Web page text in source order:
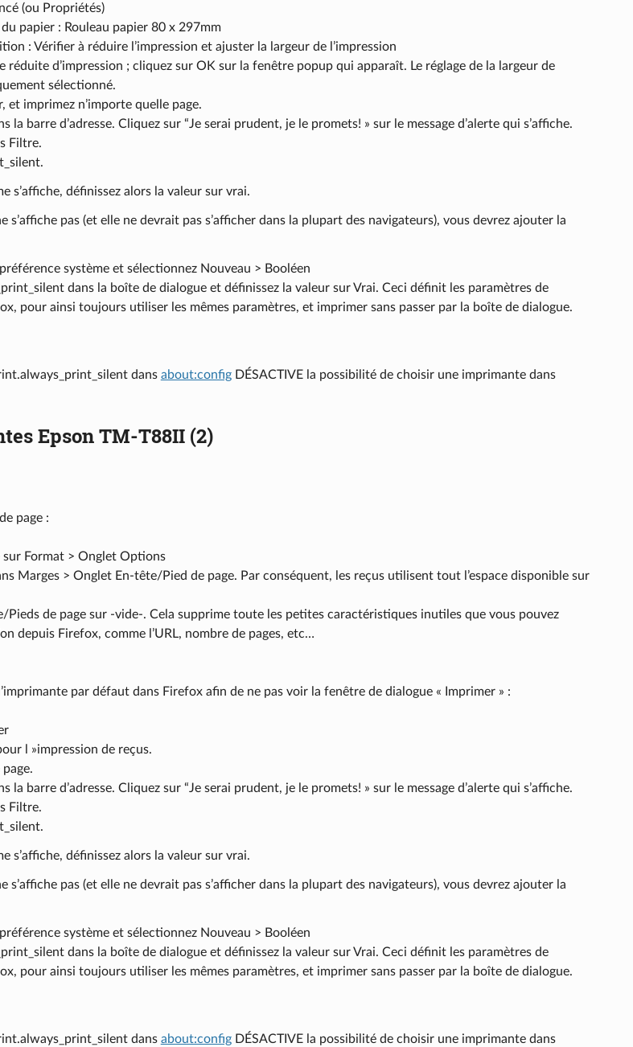
(ou Propriétés)
papier : Rouleau papier 80 x 297mm
: Vérifier à réduire l’impression et ajuster la largeur de l’impression
réduite d’impression ; cliquez sur OK sur la fenêtre popup qui apparaît. Le réglage de la largeur de
sélectionné.
imprimez n’importe quelle page.
la barre d’adresse. Cliquez sur “Je serai prudent, je le promets! » sur le message d’alerte qui s’affiche.
Filtre.
s’affiche, définissez alors la valeur sur vrai.
s’affiche pas (et elle ne devrait pas s’afficher dans la plupart des navigateurs), vous devrez ajouter la
système et sélectionnez Nouveau > Booléen
dans la boîte de dialogue et définissez la valeur sur Vrai. Ceci définit les paramètres de
pour ainsi toujours utiliser les mêmes paramètres, et imprimer sans passer par la boîte de dialogue.
dans about:configDÉSACTIVE la possibilité de choisir une imprimante dans
Epson TM-T88II (2)
page :
sur Format > Onglet Options
Marges > Onglet En-tête/Pied de page. Par conséquent, les reçus utilisent tout l’espace disponible sur
Pieds de page sur -vide-. Cela supprime toute les petites caractéristiques inutiles que vous pouvez
depuis Firefox, comme l’URL, nombre de pages, etc…
par défaut dans Firefox afin de ne pas voir la fenêtre de dialogue « Imprimer » :
l »impression de reçus.
la barre d’adresse. Cliquez sur “Je serai prudent, je le promets! » sur le message d’alerte qui s’affiche.
Filtre.
s’affiche, définissez alors la valeur sur vrai.
s’affiche pas (et elle ne devrait pas s’afficher dans la plupart des navigateurs), vous devrez ajouter la
système et sélectionnez Nouveau > Booléen
dans la boîte de dialogue et définissez la valeur sur Vrai. Ceci définit les paramètres de
pour ainsi toujours utiliser les mêmes paramètres, et imprimer sans passer par la boîte de dialogue.
dans about:configDÉSACTIVE la possibilité de choisir une imprimante dans